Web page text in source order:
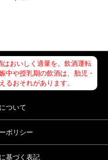
おいしく適量を。飲酒運転
中や授乳期の飲酒は、胎児・
るおそれがあります。
ついて
ポリシー
基づく表記